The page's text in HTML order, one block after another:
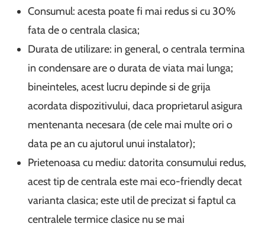
Consumul: acesta poate fi mai redus si cu 30%
fata de o centrala clasica;
Durata de utilizare: in general, o centrala termina
in condensare are o durata de viata mai lunga;
bineinteles, acest lucru depinde si de grija
acordata dispozitivului, daca proprietarul asigura
mentenanta necesara (de cele mai multe ori o
data pe an cu ajutorul unui instalator);
Prietenoasa cu mediu: datorita consumului redus,
acest tip de centrala este mai eco-friendly decat
varianta clasica; este util de precizat si faptul ca
centralele termice clasice nu se mai